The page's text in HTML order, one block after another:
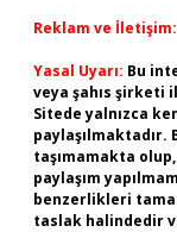
Reklam ve İletişim:
Yasal Uyarı: Bu
veya şahıs şirketi
Sitede yalnızca
taşımamakta
paylaşım
benzerlikleri
taslak halindedir